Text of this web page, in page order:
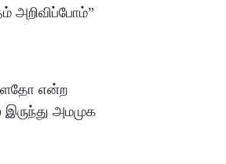
அறிவிப்போம்”
என்ற
இருந்து அமமுக